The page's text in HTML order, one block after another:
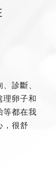
診斷、
理卵子和
等都在我
，很舒